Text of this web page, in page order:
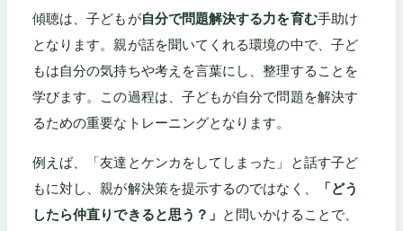
傾聴は、子どもが自分で問題解決する力を育む手助け
となります。親が話を聞いてくれる環境の中で、子ど
もは自分の気持ちや考えを言葉にし、整理することを
学びます。この過程は、子どもが自分で問題を解決す
るための重要なトレーニングとなります。
例えば、「友達とケンカをしてしまった」と話す子ど
もに対し、親が解決策を提示するのではなく、
「どう
したら仲直りできると思う？」 と問いかけることで、